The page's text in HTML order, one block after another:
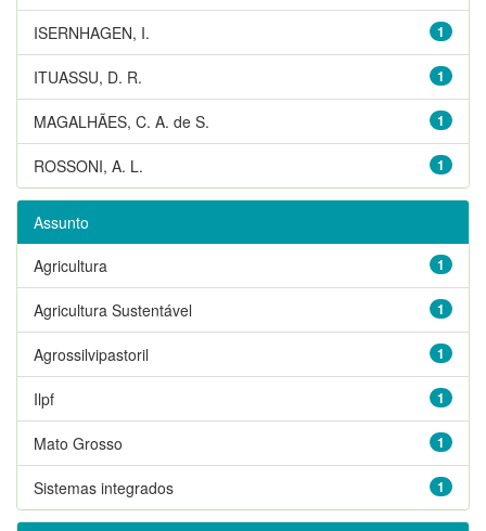
1
ISERNHAGEN, I.
1
ITUASSU, D. R.
1
MAGALHÃES, C. A. de S.
1
ROSSONI, A. L.
Assunto
1
Agricultura
1
Agricultura Sustentável
1
Agrossilvipastoril
1
Ilpf
1
Mato Grosso
1
Sistemas integrados